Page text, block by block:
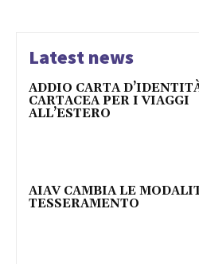
Latest news
ADDIO CARTA
CARTACEA PER I VIAGGI
ALL’ESTERO
AIAV CAMBIA LE
TESSERAMENTO